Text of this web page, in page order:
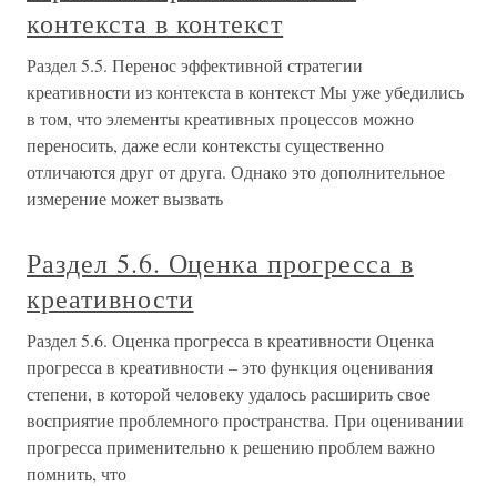
контекста в контекст
Раздел 5.5. Перенос эффективной стратегии
креативности из контекста в контекст Мы уже убедились
в том, что элементы креативных процессов можно
переносить, даже если контексты существенно
отличаются друг от друга. Однако это дополнительное
измерение может вызвать
Раздел 5.6. Оценка прогресса в
креативности
Раздел 5.6. Оценка прогресса в креативности Оценка
прогресса в креативности – это функция оценивания
степени, в которой человеку удалось расширить свое
восприятие проблемного пространства. При оценивании
прогресса применительно к решению проблем важно
помнить, что